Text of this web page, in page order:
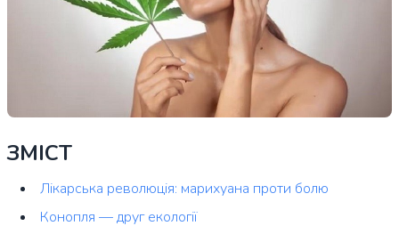
ЗМІСТ
Лікарська революція: марихуана проти болю
Конопля — друг екології